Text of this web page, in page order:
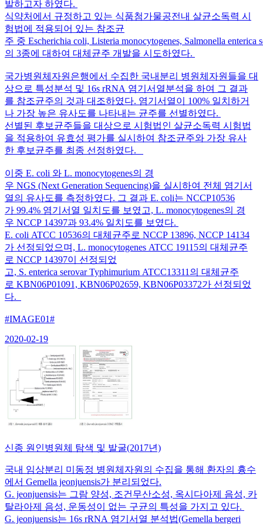
발하고자 하였다.
식약처에서 규정하고 있는 식품첨가물공전내 살균소독력 시
험법에 적용되어 있는 참조균
주 중 Escherichia coli, Listeria monocytogenes, Salmonella enterica
의 3종에 대하여 대체균주 개발을 시도하였다.
국가병원체자원은행에서 수집한 국내분리 병원체자원들을 대
상으로 특성분석 및 16s rRNA 염기서열분석을 하여 그 결과
를 참조균주의 것과 대조하였다. 염기서열이 100% 일치하거
나 가장 높은 유사도를 나타내는 균주를 선별하였다.
선별된 후보균주들을 대상으로 시험법인 살균소독력 시험법
을 적용하여 유효성 평가를 실시하여 참조균주와 가장 유사
한 후보균주를 최종 선정하였다.
이중 E. coli 와 L. monocytogenes의 경
우 NGS (Next Generation Sequencing)을 실시하여 전체 염기서
열의 유사도를 측정하였다. 그 결과 E. coli는 NCCP10536
가 99.4% 염기서열 일치도를 보였고, L. monocytogenes의 경
우 NCCP 14397과 93.4% 일치도를 보였다.
E. coli ATCC 10536의 대체균주로 NCCP 13896, NCCP 14134
가 선정되었으며, L. monocytogenes ATCC 19115의 대체균주
로 NCCP 14397이 선정되었
고, S. enterica serovar Typhimurium ATCC13311의 대체균주
로 KBN06P01091, KBN06P02659, KBN06P03372가 선정되었
다.
#IMAGE01#
2020-02-19
신종 원인병원체 탐색 및 발굴(2017년)
국내 임상분리 미동정 병원체자원의 수집을 통해 환자의 흉수
에서 Gemella jeonjuensis가 분리되었다.
G. jeonjuensis는 그람 양성, 조건무산소성, 옥시다아제 음성, 카
탈라아제 음성, 운동성이 없는 구균의 특성을 가지고 있다.
G. jeonjuensis는 16s rRNA 염기서열 분석법(Gemella bergeri